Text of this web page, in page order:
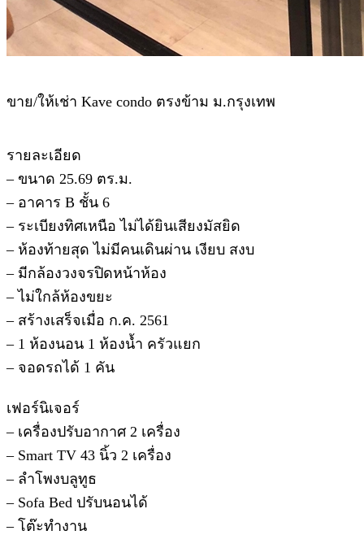
ขาย/ให้เช่า Kave condo ตรงข้าม ม.กรุงเทพ
รายละเอียด
– ขนาด 25.69 ตร.ม.
– อาคาร B ชั้น 6
– ระเบียงทิศเหนือ ไม่ได้ยินเสียงมัสยิด
– ห้องท้ายสุด ไม่มีคนเดินผ่าน เงียบ สงบ
– มีกล้องวงจรปิดหน้าห้อง
– ไม่ใกล้ห้องขยะ
– สร้างเสร็จเมื่อ ก.ค. 2561
– 1 ห้องนอน 1 ห้องน้ำ ครัวแยก
– จอดรถได้ 1 คัน
เฟอร์นิเจอร์
– เครื่องปรับอากาศ 2 เครื่อง
– Smart TV 43 นิ้ว 2 เครื่อง
– ลำโพงบลูทูธ
– Sofa Bed ปรับนอนได้
– โต๊ะทำงาน